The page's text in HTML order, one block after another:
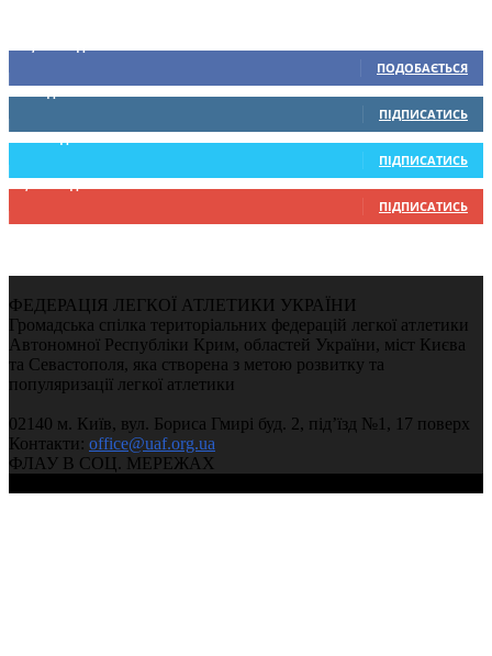
ПОДОБАЄТЬСЯ
0 Підписників
ПІДПИСАТИСЬ
234 Підписників
ПІДПИСАТИСЬ
9,370 Підписників
ПІДПИСАТИСЬ
ФЕДЕРАЦІЯ ЛЕГКОЇ АТЛЕТИКИ УКРАЇНИ
Громадська спілка територіальних федерацій легкої атлетики
Автономної Республіки Крим, областей України, міст Києва
та Севастополя, яка створена з метою розвитку та
популяризації легкої атлетики
02140 м. Київ, вул. Бориса Гмирі буд. 2, під’їзд №1, 17 поверх
Контакти: office@uaf.org.ua
ФЛАУ В СОЦ. МЕРЕЖАХ